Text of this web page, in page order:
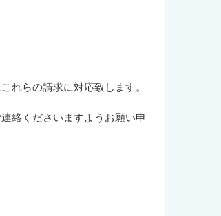
れらの請求に対応致します。
絡くださいますようお願い申